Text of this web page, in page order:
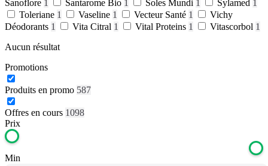
Sanoflore 1 Santarome Bio 1 Soles Mundi 1 Sylamed 1
Toleriane 1 Vaseline 1 Vecteur Santé 1
Vichy
Déodorants 1 Vita Citral 1 Vital Proteins 1 Vitascorbol 1
Aucun résultat
Promotions
Produits en promo 587
Offres en cours 1098
Prix
Min